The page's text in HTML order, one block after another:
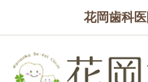
花岡歯科